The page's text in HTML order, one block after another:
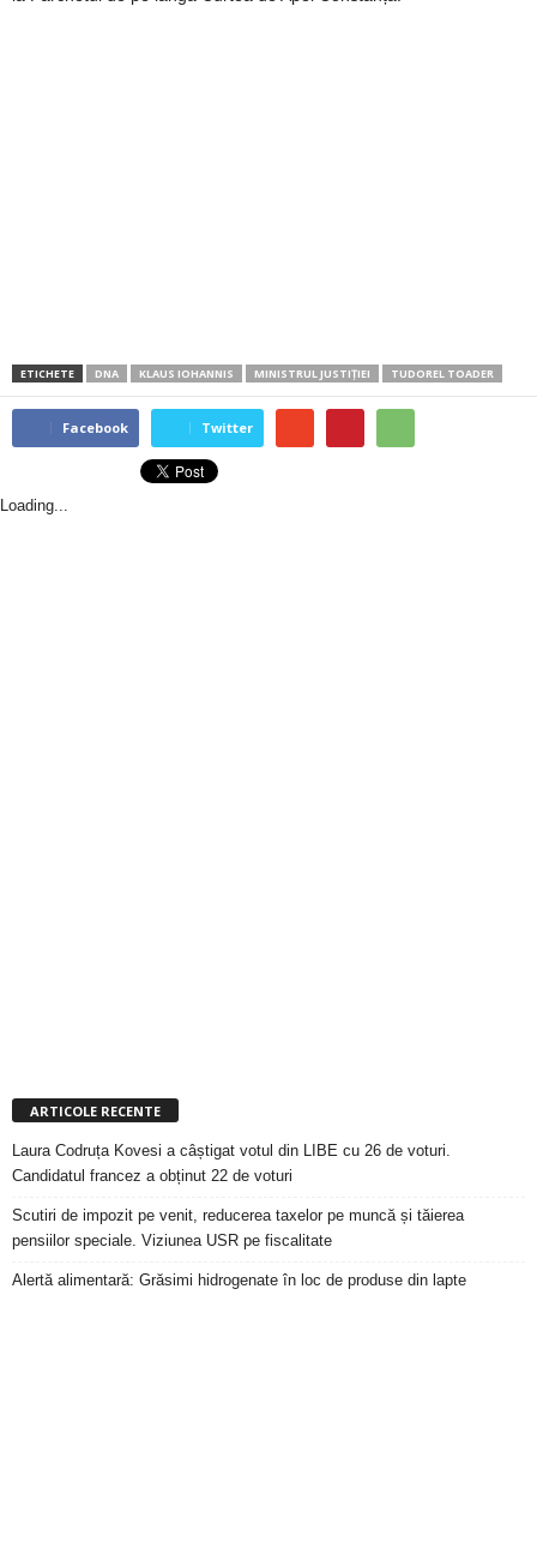
ETICHETE DNA KLAUS IOHANNIS MINISTRUL JUSTIȚIEI TUDOREL TOADER
Facebook Twitter
Loading...
ARTICOLE RECENTE
Laura Codruța Kovesi a câștigat votul din LIBE cu 26 de voturi.
Candidatul francez a obținut 22 de voturi
Scutiri de impozit pe venit, reducerea taxelor pe muncă și tăierea
pensiilor speciale. Viziunea USR pe fiscalitate
Alertă alimentară: Grăsimi hidrogenate în loc de produse din lapte